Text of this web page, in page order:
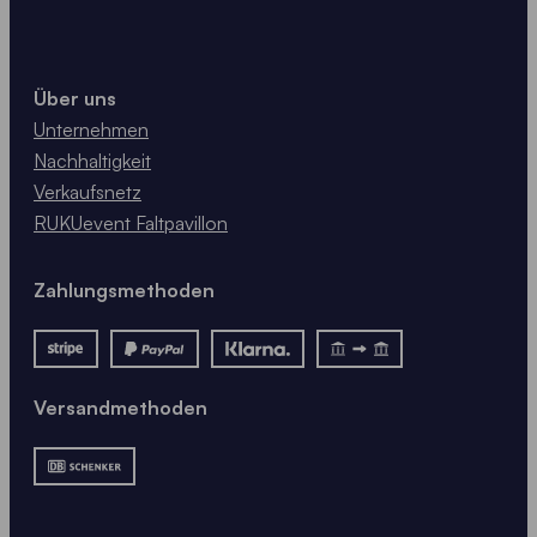
Über uns
Unternehmen
Nachhaltigkeit
Verkaufsnetz
RUKUevent Faltpavillon
Zahlungsmethoden
Versandmethoden